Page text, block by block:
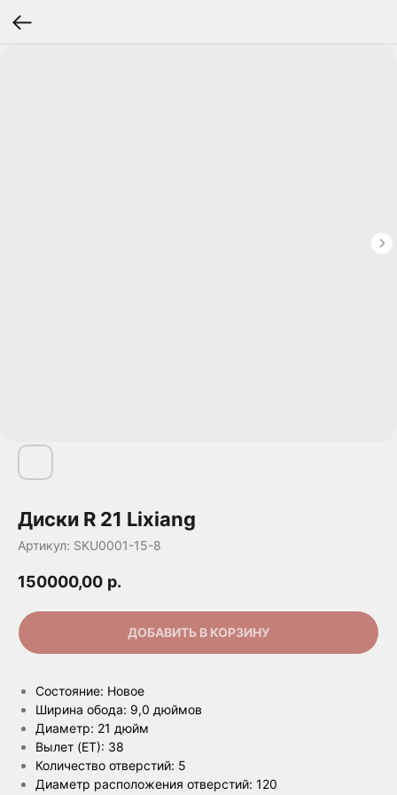
Диски R 21 Lixiang
Артикул: SKU0001-15-8
150000,00 р.
ДОБАВИТЬ В КОРЗИНУ
Состояние: Новое
Ширина обода: 9,0 дюймов
Диаметр: 21 дюйм
Вылет (ET): 38
Количество отверстий: 5
Диаметр расположения отверстий: 120